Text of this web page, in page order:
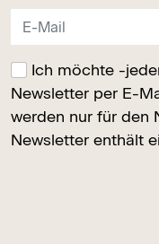
Ich möchte -
Newsletter per E-
werden nur für den
Newsletter enthält